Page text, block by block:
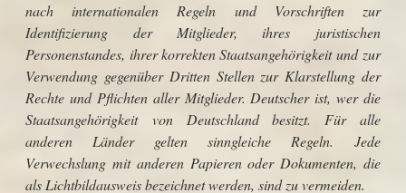
nach internationalen Regeln und Vorschriften zur
Identifizierung der Mitglieder, ihres juristischen
Personenstandes, ihrer korrekten Staatsangehörigkeit und zur
Verwendung gegenüber Dritten Stellen zur Klarstellung der
Rechte und Pflichten aller Mitglieder. Deutscher ist, wer die
Staatsangehörigkeit von Deutschland besitzt. Für alle
anderen Länder gelten sinngleiche Regeln. Jede
Verwechslung mit anderen Papieren oder Dokumenten, die
als Lichtbildausweis bezeichnet werden, sind zu vermeiden.